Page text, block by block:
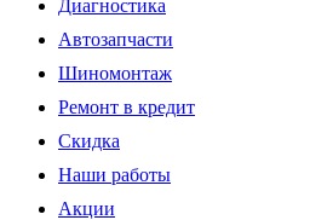
Диагностика
Автозапчасти
Шиномонтаж
Ремонт в кредит
Скидка
Наши работы
Акции